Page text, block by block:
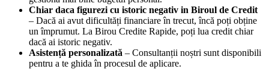
Chiar daca figurezi cu istoric negativ in Biroul de Credit
– Dacă ai avut dificultăți financiare în trecut, încă poți obține
un împrumut. La Birou Credite Rapide, poți lua credit chiar
dacă ai istoric negativ.
Asistență personalizată – Consultanții noștri sunt disponibili
pentru a te ghida în procesul de aplicare.